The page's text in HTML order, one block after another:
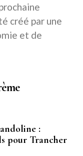
créé par une
et de
:
pour Trancher